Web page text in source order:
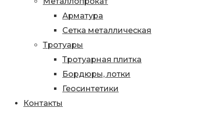
Арматура
Сетка металлическая
Тротуары
Тротуарная плитка
Бордюры, лотки
Геосинтетики
Контакты